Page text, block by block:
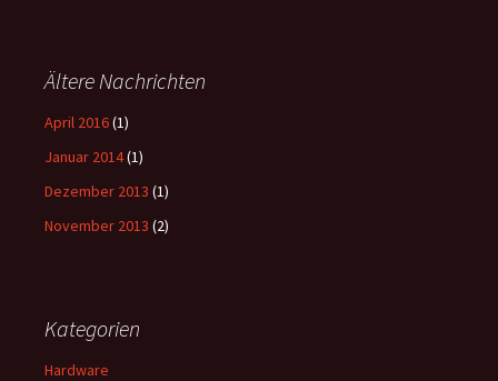
Ältere Nachrichten
April 2016(1)
Januar 2014(1)
Dezember 2013 (1)
November 2013 (2)
Kategorien
Hardware